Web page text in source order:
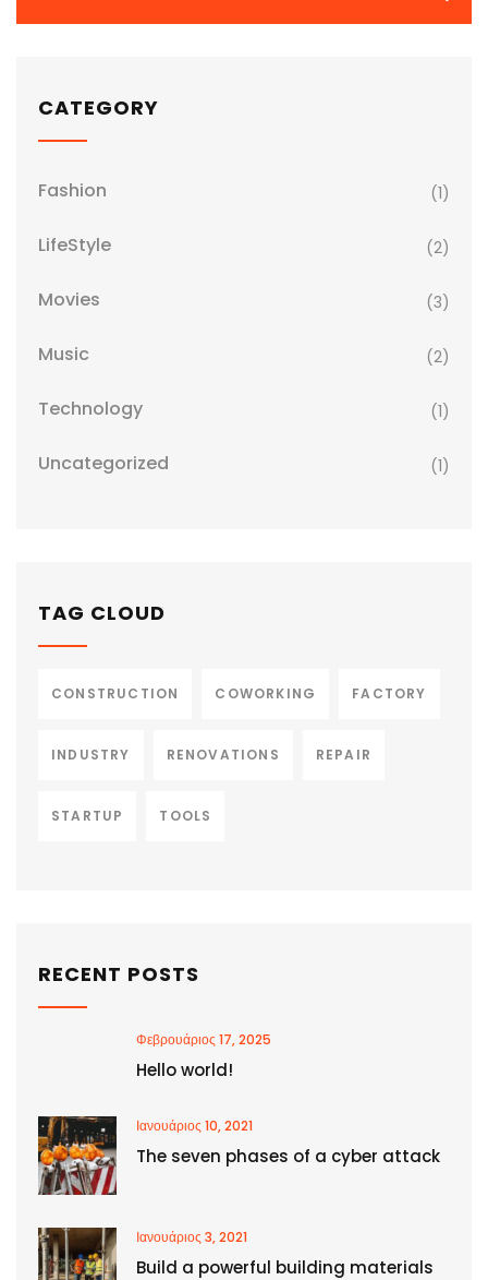
CATEGORY
Fashion (1)
LifeStyle (2)
Movies (3)
Music (2)
Technology (1)
Uncategorized (1)
TAG CLOUD
CONSTRUCTION COWORKING FACTORY
INDUSTRY RENOVATIONS REPAIR
STARTUP TOOLS
RECENT POSTS
Φεβρουάριος 17, 2025
Hello world!
Ιανουάριος 10, 2021
The seven phases of a cyber attack
Ιανουάριος 3, 2021
Build a powerful building materials